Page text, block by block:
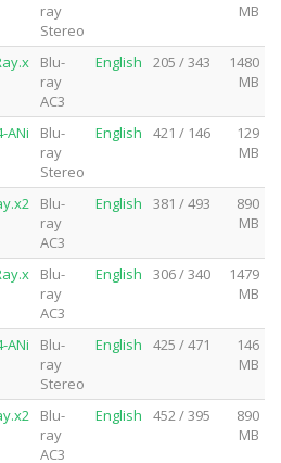
ray
Stereo
MB
Blu-
ray
AC3
English 205 / 343
1480
MB
ANi
Blu-
ray
Stereo
English 421 / 146
129
MB
Blu-
ray
AC3
English 381 / 493
890
MB
Blu-
ray
AC3
English 306 / 340
1479
MB
ANi
Blu-
ray
Stereo
English 425 / 471
146
MB
Blu-
ray
AC3
English 452 / 395
890
MB